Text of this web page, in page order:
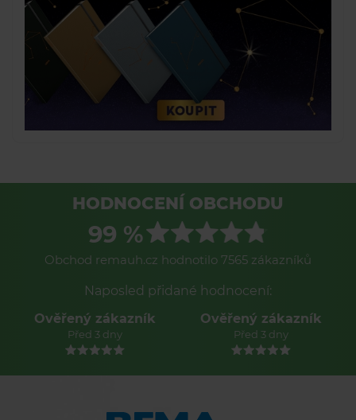
HODNOCENÍ OBCHODU
99 %
Obchod remauh.cz hodnotilo 7565 zákazníků
Naposled přidané hodnocení:
Ověřený zákazník
Před 3 dny
Ověřený zákazník
Před 3 dny